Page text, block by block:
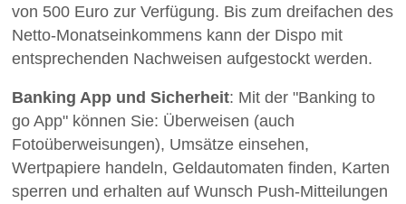
von 500 Euro zur Verfügung. Bis zum dreifachen des
Netto-Monatseinkommens kann der Dispo mit
entsprechenden Nachweisen aufgestockt werden.
Banking App und Sicherheit: Mit der "Banking to
go App" können Sie: Überweisen (auch
Fotoüberweisungen), Umsätze einsehen,
Wertpapiere handeln, Geldautomaten finden, Karten
sperren und erhalten auf Wunsch Push-Mitteilungen